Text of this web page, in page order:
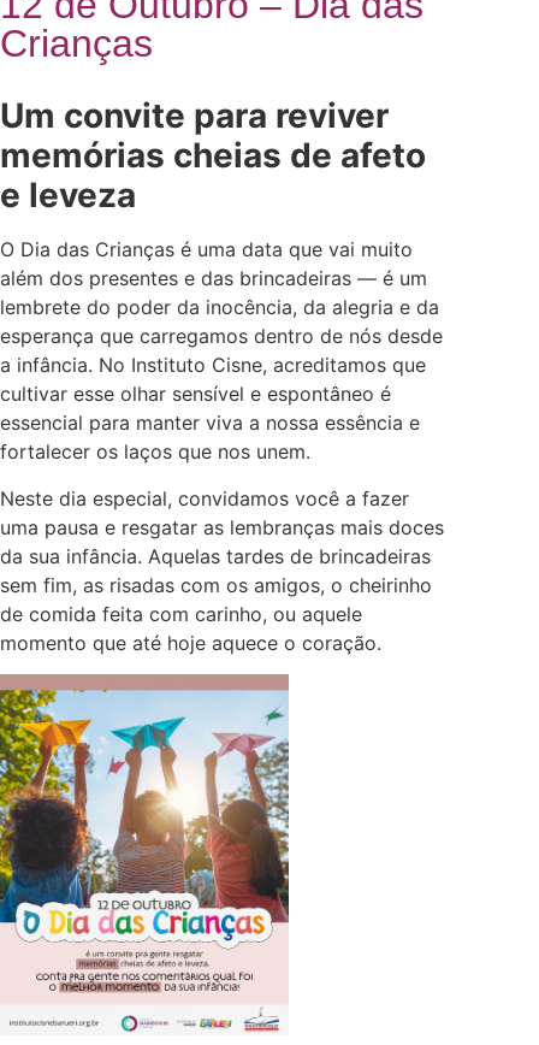
Crianças
Um convite para reviver
memórias cheias de afeto
e leveza
O Dia das Crianças é uma data que vai muito
além dos presentes e das brincadeiras — é um
lembrete do poder da inocência, da alegria e da
esperança que carregamos dentro de nós desde
a infância. No Instituto Cisne, acreditamos que
cultivar esse olhar sensível e espontâneo é
essencial para manter viva a nossa essência e
fortalecer os laços que nos unem.
Neste dia especial, convidamos você a fazer
uma pausa e resgatar as lembranças mais doces
da sua infância. Aquelas tardes de brincadeiras
sem fim, as risadas com os amigos, o cheirinho
de comida feita com carinho, ou aquele
momento que até hoje aquece o coração.